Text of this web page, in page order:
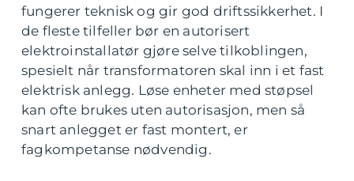
fungerer teknisk og gir god driftssikkerhet. I
de fleste tilfeller bør en autorisert
elektroinstallatør gjøre selve tilkoblingen,
spesielt når transformatoren skal inn i et fast
elektrisk anlegg. Løse enheter med støpsel
kan ofte brukes uten autorisasjon, men så
snart anlegget er fast montert, er
fagkompetanse nødvendig.